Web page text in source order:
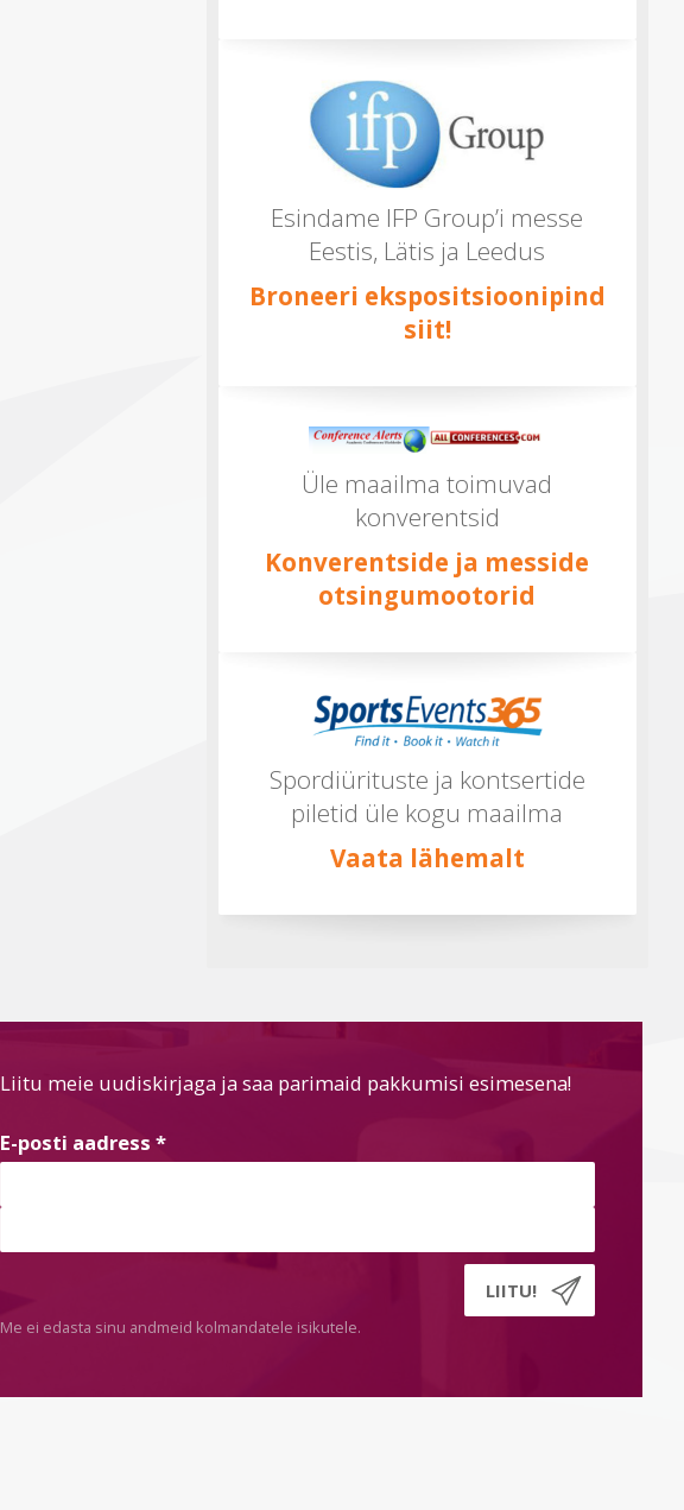
Esindame IFP Group’i messe
Eestis, Lätis ja Leedus
Broneeri ekspositsioonipind
siit!
Üle maailma toimuvad
konverentsid
Konverentside ja messide
otsingumootorid
Spordiürituste ja kontsertide
piletid üle kogu maailma
Vaata lähemalt
Liitu meie uudiskirjaga ja saa parimaid pakkumisi esimesena!
E-posti aadress *
Me ei edasta sinu andmeid kolmandatele isikutele.